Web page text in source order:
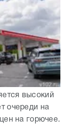
высокий
очереди на
на горючее.